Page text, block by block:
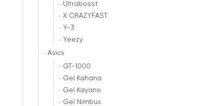
Ultraboost
X CRAZYFAST
Y-3
Yeezy
Asics
GT-1000
Gel Kahana
Gel Kayano
Gel Nimbus